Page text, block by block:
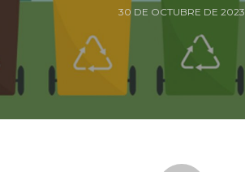
30 DE OCTUBRE DE 2023